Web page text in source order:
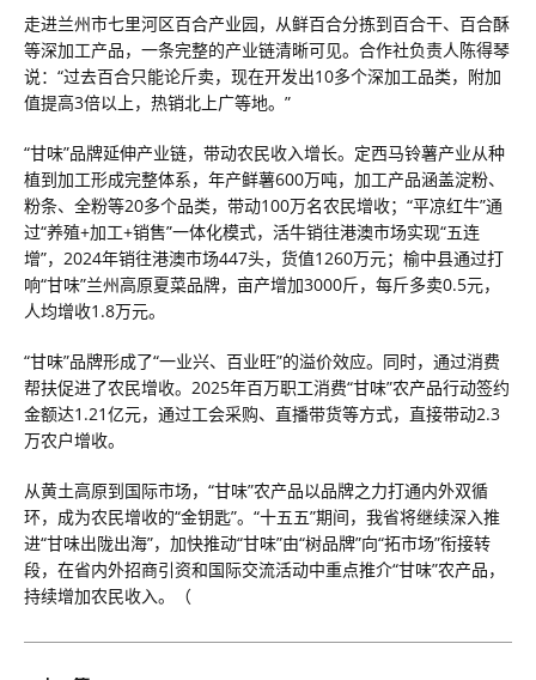
走进兰州市七里河区百合产业园，从鲜百合分拣到百合干、百合酥
等深加工产品，一条完整的产业链清晰可见。合作社负责人陈得琴
说：“过去百合只能论斤卖，现在开发出10多个深加工品类，附加
值提高3倍以上，热销北上广等地。”
“甘味”品牌延伸产业链，带动农民收入增长。定西马铃薯产业从种
植到加工形成完整体系，年产鲜薯600万吨，加工产品涵盖淀粉、
粉条、全粉等20多个品类，带动100万名农民增收；“平凉红牛”通
过“养殖+加工+销售”一体化模式，活牛销往港澳市场实现“五连
增”，2024年销往港澳市场447头，货值1260万元；榆中县通过打
响“甘味”兰州高原夏菜品牌，亩产增加3000斤，每斤多卖0.5元，
人均增收1.8万元。
“甘味”品牌形成了“一业兴、百业旺”的溢价效应。同时，通过消费
帮扶促进了农民增收。2025年百万职工消费“甘味”农产品行动签约
金额达1.21亿元，通过工会采购、直播带货等方式，直接带动2.3
万农户增收。
从黄土高原到国际市场，“甘味”农产品以品牌之力打通内外双循
环，成为农民增收的“金钥匙”。“十五五”期间，我省将继续深入推
进“甘味出陇出海”，加快推动“甘味”由“树品牌”向“拓市场”衔接转
段，在省内外招商引资和国际交流活动中重点推介“甘味”农产品，
持续增加农民收入。（